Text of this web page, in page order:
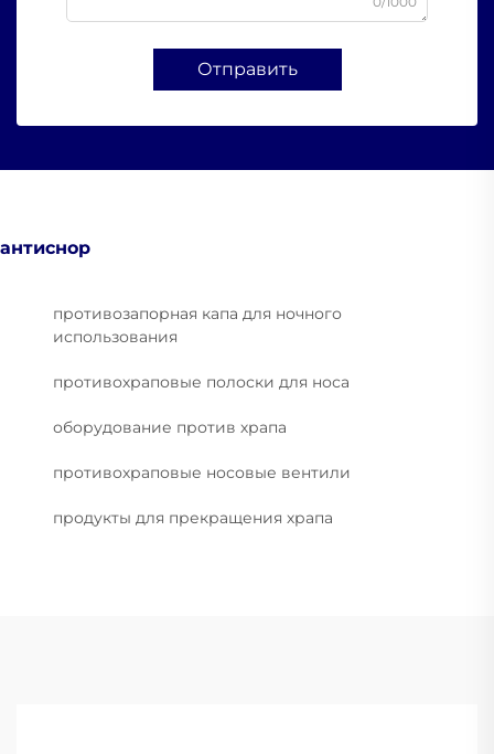
Отправить
антиснор
противозапорная капа для ночного
использования
противохраповые полоски для носа
оборудование против храпа
противохраповые носовые вентили
продукты для прекращения храпа